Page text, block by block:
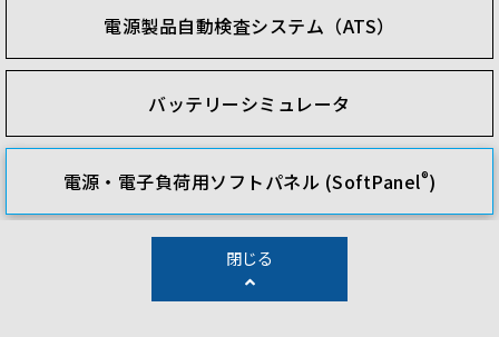
電源製品自動検査システム（ATS）
バッテリーシミュレータ
電源・電子負荷用ソフトパネル (SoftPanel®)
閉じる